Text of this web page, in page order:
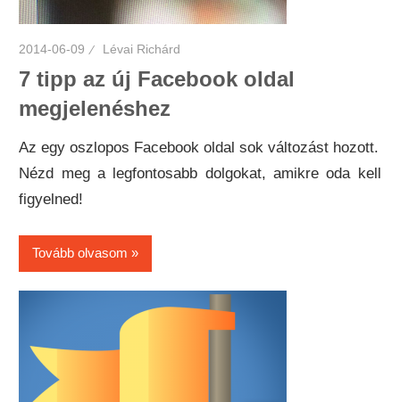
2014-06-09 Lévai Richárd
7 tipp az új Facebook oldal
megjelenéshez
Az egy oszlopos Facebook oldal sok változást hozott.
Nézd meg a legfontosabb dolgokat, amikre oda kell
figyelned!
Tovább olvasom